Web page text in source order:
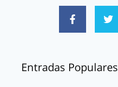
Entradas Populares